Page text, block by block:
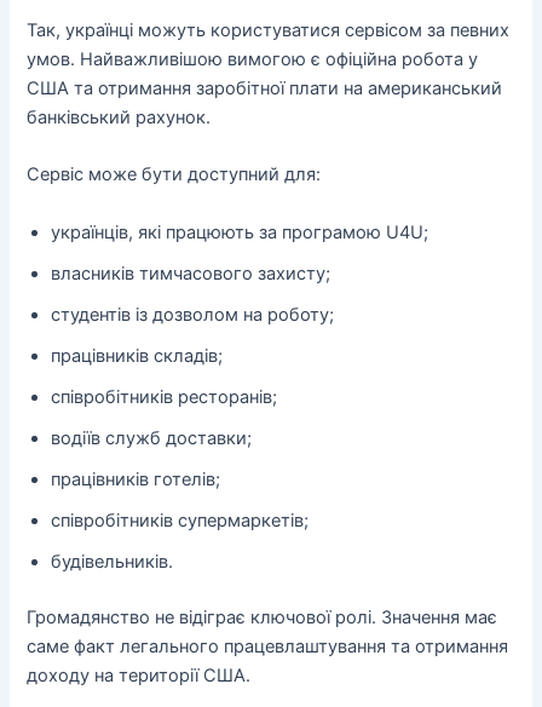
Так, українці можуть користуватися сервісом за певних
умов. Найважливішою вимогою є офіційна робота у
США та отримання заробітної плати на американський
банківський рахунок.
Сервіс може бути доступний для:
українців, які працюють за програмою U4U;
власників тимчасового захисту;
студентів із дозволом на роботу;
працівників складів;
співробітників ресторанів;
водіїв служб доставки;
працівників готелів;
співробітників супермаркетів;
будівельників.
Громадянство не відіграє ключової ролі. Значення має
саме факт легального працевлаштування та отримання
доходу на території США.